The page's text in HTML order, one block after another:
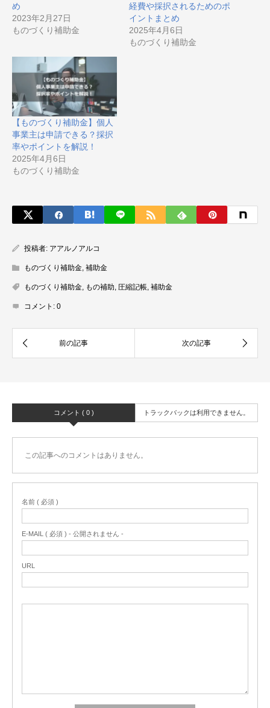
め
2023年2月27日
ものづくり補助金
経費や採択されるためのポ
イントまとめ
2025年4月6日
ものづくり補助金
【ものづくり補助金】個人
事業主は申請できる？採択
率やポイントを解説！
2025年4月6日
ものづくり補助金
投稿者: アアルノアルコ
ものづくり補助金, 補助金
ものづくり補助金, もの補助, 圧縮記帳, 補助金
コメント: 0
コメント ( 0 ) トラックバックは利用できません。
この記事へのコメントはありません。
名前 ( 必須 )
E-MAIL ( 必須 ) - 公開されません -
URL